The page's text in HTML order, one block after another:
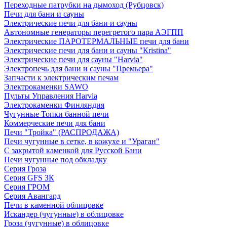
Переходные патрубки на дымоход (Рубцовск)
Печи для бани и сауны
Электрические печи для бани и сауны
Автономные генераторы перегретого пара АЭГПП
Электрические ПАРОТЕРМАЛЬНЫЕ печи для бани
Электрические печи для бани и сауны "Кristina"
Электрические печи для сауны "Harvia"
Электропечь для бани и сауны "Премьера"
Запчасти к электрическим печам
Электрокаменки SAWO
Пульты Управления Harvia
Электрокаменки Финляндия
Чугунные Топки банной печи
Коммерческие печи для бани
Печи "Тройка" (РАСПРОДАЖА)
Печи чугунные в сетке, в кожухе и "Ураган"
С закрытой каменкой для Русской Бани
Печи чугунные под обкладку
Серия Гроза
Серия GFS ЗК
Серия ГРОМ
Серия Авангард
Печи в каменной облицовке
Искандер (чугунные) в облицовке
Гроза (чугунные) в облицовке